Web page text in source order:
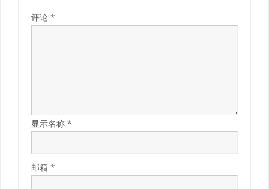
评论*
显示名称*
邮箱*